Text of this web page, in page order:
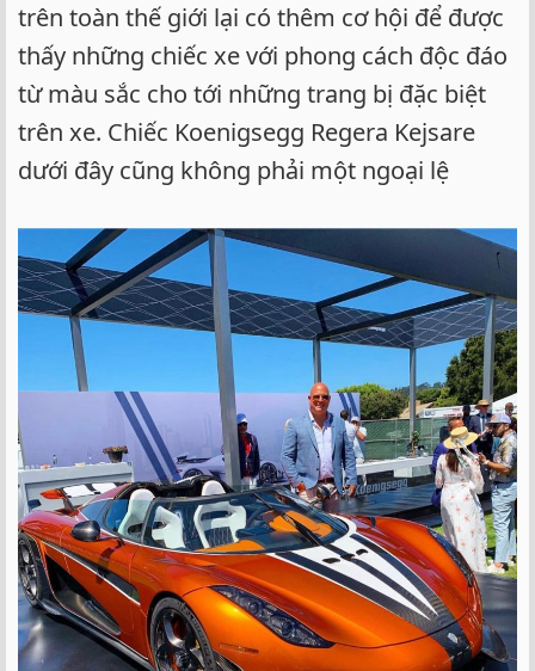
trên toàn thế giới lại có thêm cơ hội để được
thấy những chiếc xe với phong cách độc đáo
từ màu sắc cho tới những trang bị đặc biệt
trên xe. Chiếc Koenigsegg Regera Kejsare
dưới đây cũng không phải một ngoại lệ